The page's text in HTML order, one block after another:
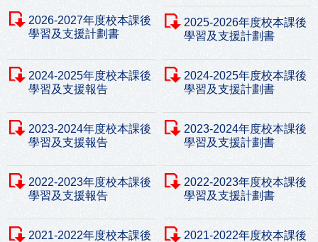
2026-2027年度校本課後
學習及支援計劃書
2025-2026年度校本課後
學習及支援計劃書
2024-2025年度校本課後
學習及支援報告
2024-2025年度校本課後
學習及支援計劃書
2023-2024年度校本課後
學習及支援報告
2023-2024年度校本課後
學習及支援計劃書
2022-2023年度校本課後
學習及支援報告
2022-2023年度校本課後
學習及支援計劃書
2021-2022年度校本課後
2021-2022年度校本課後